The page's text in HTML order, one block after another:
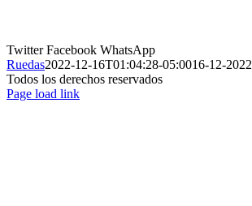
TwitterFacebook WhatsApp
Ruedas2022-12-16T01:04:28-05:0016-12-2022
Todos los derechos reservados
Page load link